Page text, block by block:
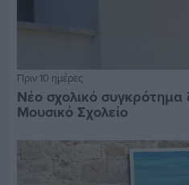
Πριν 10 ημέρες
Νέο σχολικό
Μουσικό Σχολείο